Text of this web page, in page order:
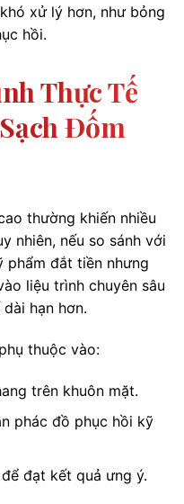
xử lý hơn, như bỏng
hồi.
Thực Tế
Đốm
thường khiến nhiều
nhiên, nếu so sánh với
phẩm đắt tiền nhưng
liệu trình chuyên sâu
hạn hơn.
thuộc vào:
trên khuôn mặt.
phác đồ phục hồi kỹ
đạt kết quả ưng ý.